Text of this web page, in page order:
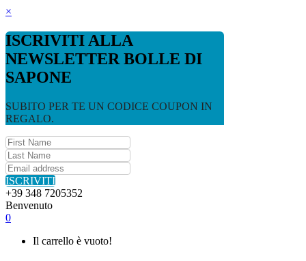
×
ISCRIVITI ALLA
NEWSLETTER BOLLE DI
SAPONE
SUBITO PER TE UN CODICE COUPON IN
REGALO.
ISCRIVITI
+39 348 7205352
Benvenuto
0
Il carrello è vuoto!